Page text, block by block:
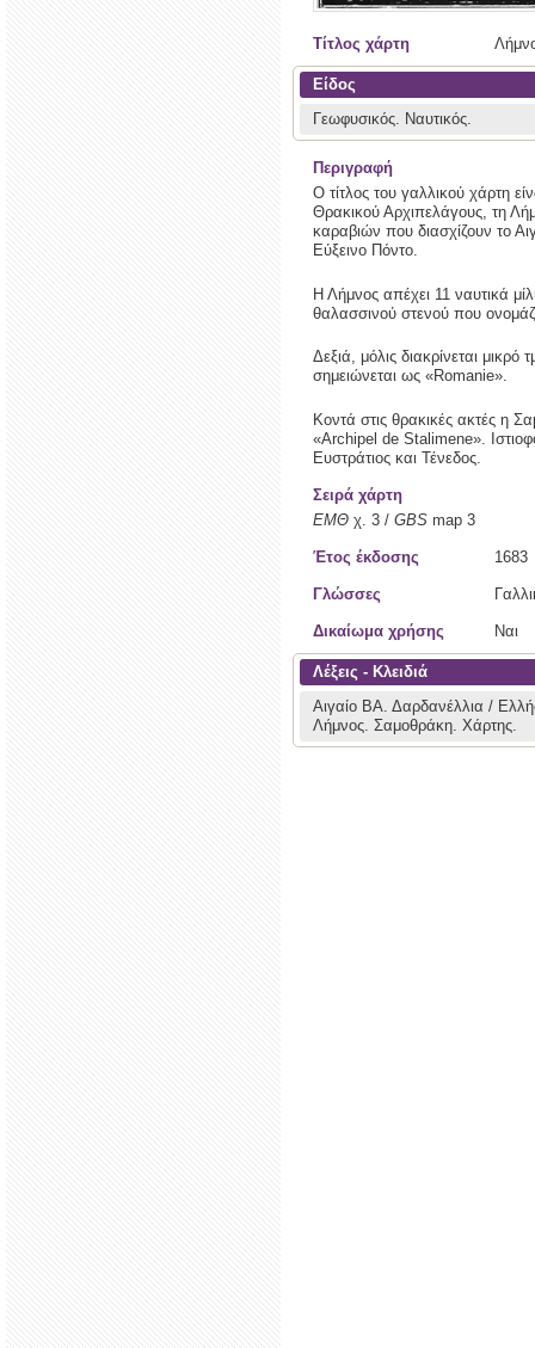
Τίτλος χάρτη
Είδος
Γεωφυσικός. Ναυτικός.
Περιγραφή
Ο τίτλος του γαλλικού χάρτη
Θρακικού Αρχιπελάγους, τη
καραβιών που διασχίζουν το
Εύξεινο Πόντο.
Η Λήμνος απέχει 11 ναυτικά
θαλασσινού στενού που
Δεξιά, μόλις διακρίνεται
σημειώνεται ως «Romanie».
Κοντά στις θρακικές ακτές η
«Archipel de Stalimene».
Ευστράτιος και Τένεδος.
Σειρά χάρτη
ΕΜΘ χ. 3 / GBS map 3
Έτος έκδοσης 1683
Γλώσσες
Δικαίωμα χρήσης Ναι
Λέξεις - Κλειδιά
Αιγαίο ΒΑ. Δαρδανέλλια /
Λήμνος. Σαμοθράκη. Χάρτης.